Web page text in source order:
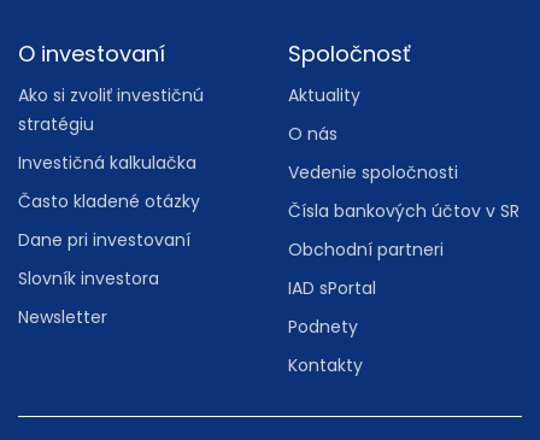
O investovaní
Ako si zvoliť investičnú
stratégiu
Investičná kalkulačka
Často kladené otázky
Dane pri investovaní
Slovník investora
Newsletter
Spoločnosť
Aktuality
O nás
Vedenie spoločnosti
Čísla bankových účtov v SR
Obchodní partneri
IAD sPortal
Podnety
Kontakty